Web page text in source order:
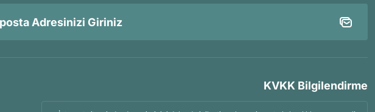
KVKK Bilgilendirme